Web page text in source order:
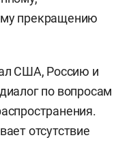
прекращению
США, Россию и
по вопросам
отсутствие